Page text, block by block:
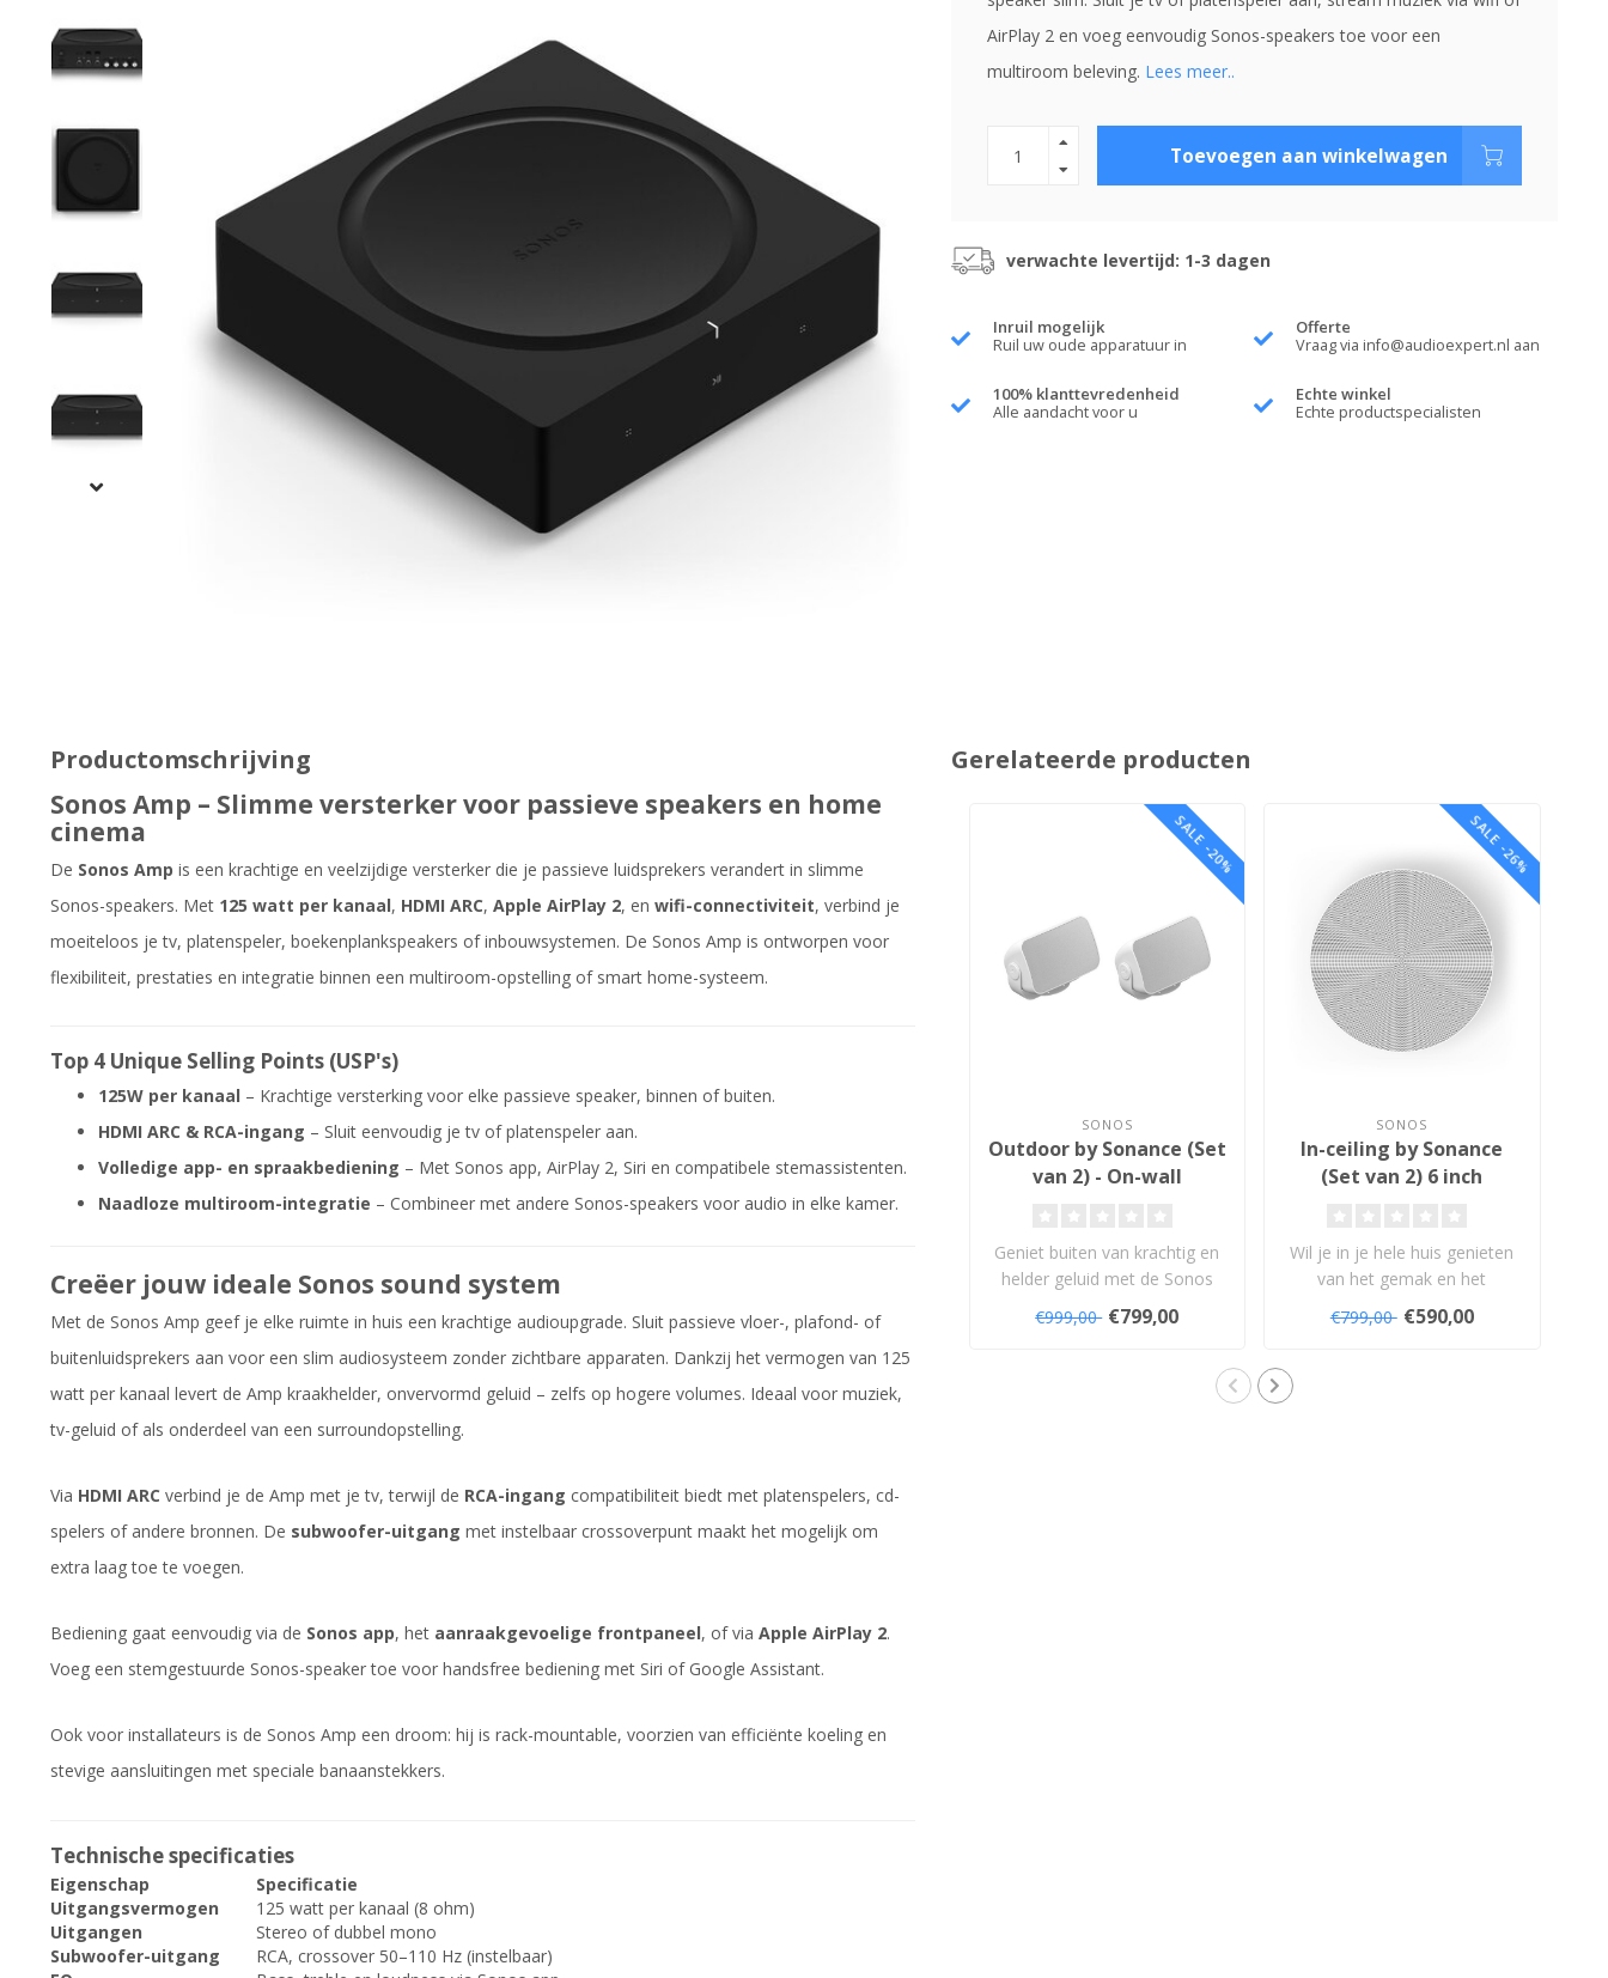
AirPlay 2 en voeg eenvoudig Sonos-speakers toe voor een
multiroom beleving. Lees meer..
Toevoegen aan winkelwagen
verwachte levertijd: 1-3 dagen
Inruil mogelijk
Ruil uw oude apparatuur in
Offerte
Vraag via info@audioexpert.nl aan
100% klanttevredenheid
Alle aandacht voor u
Echte winkel
Echte productspecialisten
Productomschrijving
Sonos Amp – Slimme versterker voor passieve speakers en home
cinema
De Sonos Amp is een krachtige en veelzijdige versterker die je passieve luidsprekers verandert in slimme
Sonos-speakers. Met 125 watt per kanaal, HDMI ARC, Apple AirPlay 2, en wifi-connectiviteit, verbind je
moeiteloos je tv, platenspeler, boekenplankspeakers of inbouwsystemen. De Sonos Amp is ontworpen voor
flexibiliteit, prestaties en integratie binnen een multiroom-opstelling of smart home-systeem.
Top 4 Unique Selling Points (USP's)
125W per kanaal – Krachtige versterking voor elke passieve speaker, binnen of buiten.
HDMI ARC & RCA-ingang – Sluit eenvoudig je tv of platenspeler aan.
Volledige app- en spraakbediening – Met Sonos app, AirPlay 2, Siri en compatibele stemassistenten.
Naadloze multiroom-integratie – Combineer met andere Sonos-speakers voor audio in elke kamer.
Creëer jouw ideale Sonos sound system
Met de Sonos Amp geef je elke ruimte in huis een krachtige audioupgrade. Sluit passieve vloer-, plafond- of
buitenluidsprekers aan voor een slim audiosysteem zonder zichtbare apparaten. Dankzij het vermogen van 125
watt per kanaal levert de Amp kraakhelder, onvervormd geluid – zelfs op hogere volumes. Ideaal voor muziek,
tv-geluid of als onderdeel van een surroundopstelling.
Via HDMI ARC verbind je de Amp met je tv, terwijl de RCA-ingang compatibiliteit biedt met platenspelers, cd-
spelers of andere bronnen. De subwoofer-uitgang met instelbaar crossoverpunt maakt het mogelijk om
extra laag toe te voegen.
Bediening gaat eenvoudig via de Sonos app, het aanraakgevoelige frontpaneel, of via Apple AirPlay 2.
Voeg een stemgestuurde Sonos-speaker toe voor handsfree bediening met Siri of Google Assistant.
Ook voor installateurs is de Sonos Amp een droom: hij is rack-mountable, voorzien van efficiënte koeling en
stevige aansluitingen met speciale banaanstekkers.
Technische specificaties
Eigenschap
Specificatie
Uitgangsvermogen
125 watt per kanaal (8 ohm)
Uitgangen
Stereo of dubbel mono
Subwoofer-uitgang
RCA, crossover 50–110 Hz (instelbaar)
Gerelateerde producten
SALE -20%
SONOS
Outdoor by Sonance (Set
van 2) - On-wall
Geniet buiten van krachtig en
helder geluid met de Sonos
Outdoor speakers van So..
€999,00 €799,00
SALE -26%
SONOS
In-ceiling by Sonance
(Set van 2) 6 inch
Wil je in je hele huis genieten
van het gemak en het
prachtige geluid van Sonos,..
€799,00 €590,00